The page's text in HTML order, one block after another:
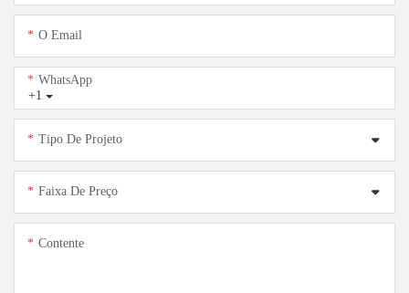
O Email
+1
WhatsApp
Tipo De Projeto
Faixa De Preço
Contente